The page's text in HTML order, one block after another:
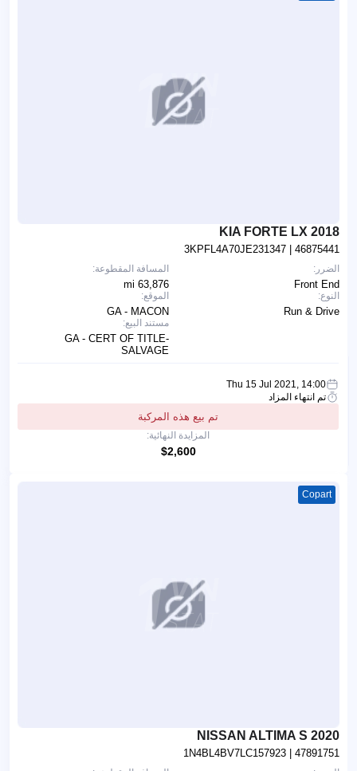
2018 KIA FORTE LX
3KPFL4A70JE231347 | 46875441
المسافة المقطوعة:
63,876 mi
الموقع:
GA - MACON
مستند البيع:
GA - CERT OF TITLE-
SALVAGE
الضرر:
Front End
النوع:
Run & Drive
Thu 15 Jul 2021, 14:00
تم انتهاء المزاد
تم بيع هذه المركبة
المزايدة النهائية:
$2,600
Copart
2020 NISSAN ALTIMA S
1N4BL4BV7LC157923 | 47891751